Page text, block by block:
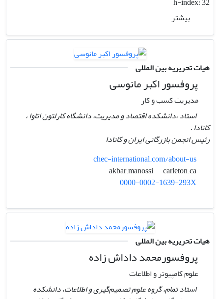
بیشتر
هیات تحریریه بین المللی
پروفسور اکبر مانوسی
مدیریت کسب و کار
استاد ،دانشکده اقتصاد و مدیریت، دانشگاه کارلتون اتاوا ،
کانادا .
رئیس انجمن بازرگانی ایران و کانادا
chec-international.com/about-us
carleton.ca
0000-0002-1639-293X
هیات تحریریه بین المللی
پروفسورمحمد داداش زاده
علوم کامپیوتر و اطلاعات
استاد تمام، گروه علوم تصمیم‌گیری و اطلاعات، دانشکده